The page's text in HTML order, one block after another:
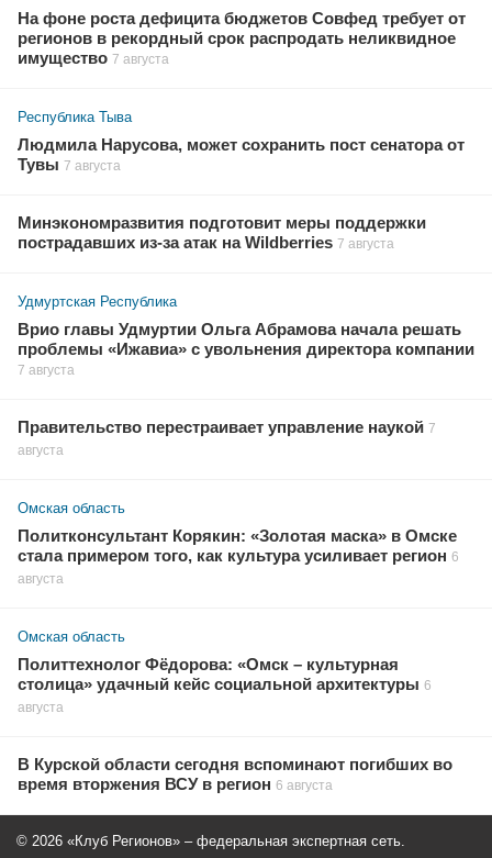
На фоне роста дефицита бюджетов Совфед требует от
регионов в рекордный срок распродать неликвидное
имущество 7 августа
Республика Тыва
Людмила Нарусова, может сохранить пост сенатора от
Тувы 7 августа
Минэкономразвития подготовит меры поддержки
пострадавших из-за атак на Wildberries 7 августа
Удмуртская Республика
Врио главы Удмуртии Ольга Абрамова начала решать
проблемы «Ижавиа» с увольнения директора компании
7 августа
Правительство перестраивает управление наукой 7
августа
Омская область
Политконсультант Корякин: «Золотая маска» в Омске
стала примером того, как культура усиливает регион 6
августа
Омская область
Политтехнолог Фёдорова: «Омск – культурная
столица» удачный кейс социальной архитектуры 6
августа
В Курской области сегодня вспоминают погибших во
время вторжения ВСУ в регион 6 августа
© 2026 «Клуб Регионов» – федеральная экспертная сеть.